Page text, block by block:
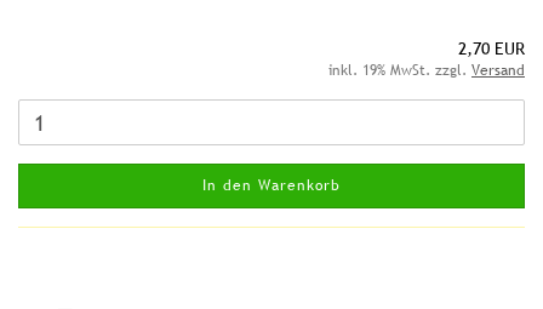
2,70 EUR
inkl. 19% MwSt. zzgl. Versand
In den Warenkorb